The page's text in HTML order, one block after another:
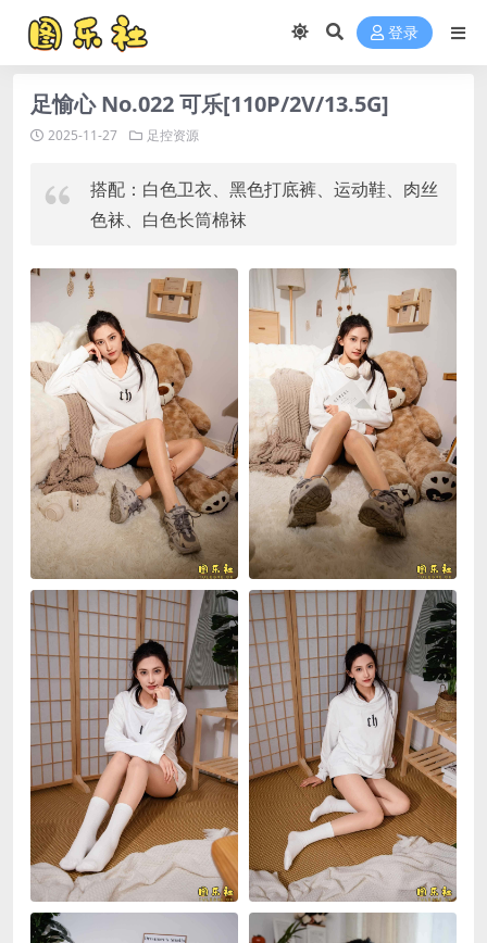
登录
足愉心 No.022 可乐[110P/2V/13.5G]
2025-11-27 足控资源
搭配：白色卫衣、黑色打底裤、运动鞋、肉丝
色袜、白色长筒棉袜